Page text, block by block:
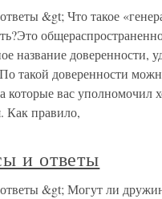
&gt; Что такое
название доверенности,
такой доверенности
которые вас уполномочил
Как правило,
и ответы
&gt; Могут ли